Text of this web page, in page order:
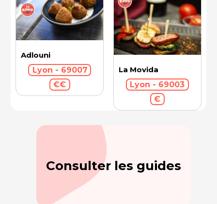
Adlouni
Lyon - 69007
€€
La Movida
Lyon - 69003
€
Consulter les guides